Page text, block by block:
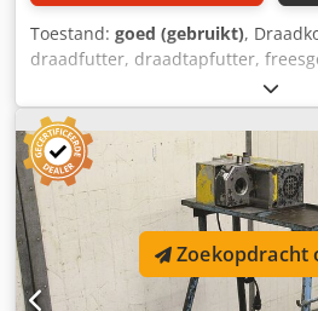
Toestand: goed (gebruikt),
draadfutter, draadtapfutter,
draadsnijapparaat - Fabrikant:
draadsnijkoppen 2 stuks - Type:
Dsdpfsrvldujx Aaysck - Maat: M7 x
mm opname MK4 1 stuk - Prijs/
Transportafmetingen: 180/140/
Zoekopdracht